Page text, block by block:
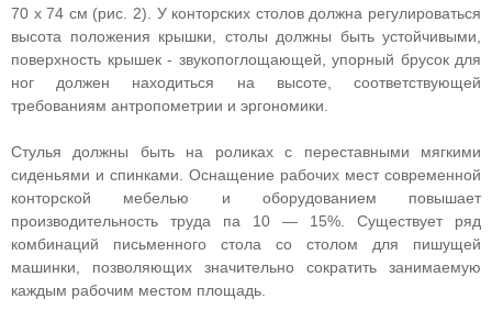
70 х 74 см (рис. 2). У конторских столов должна регулироваться
высота положения крышки, столы должны быть устойчивыми,
поверхность крышек - звукопоглощающей, упорный брусок для
ног должен находиться на высоте, соответствующей
требованиям антропометрии и эргономики.
Стулья должны быть на роликах с переставными мягкими
сиденьями и спинками. Оснащение рабочих мест современной
конторской мебелью и оборудованием повышает
производительность труда па 10 — 15%. Существует ряд
комбинаций письменного стола со столом для пишущей
машинки, позволяющих значительно сократить занимаемую
каждым рабочим местом площадь.